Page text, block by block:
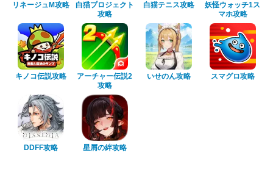
リネージュM攻略
白猫プロジェクト
攻略
白猫テニス攻略
妖怪ウォッチ1ス
マホ攻略
キノコ伝説攻略
アーチャー伝説2
攻略
いせのん攻略 スマグロ攻略
DDFF攻略 星屑の絆攻略